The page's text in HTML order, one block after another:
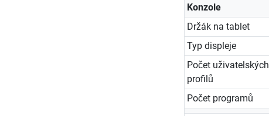
Konzole
Držák na tablet
Typ displeje
Počet uživatelských
profilů
Počet programů